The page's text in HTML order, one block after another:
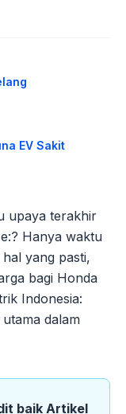
EV Sakit
upaya terakhir
Hanya waktu
yang pasti,
bagi Honda
Indonesia:
dalam
baik Artikel